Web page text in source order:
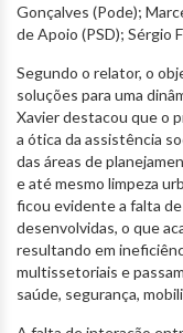
Gonçalves (Pode);
de Apoio (PSD); Sérgio
Segundo o relator, o
soluções para uma
Xavier destacou que o
a ótica da assistência
das áreas de
e até mesmo limpeza
ficou evidente a falta
desenvolvidas, o que
resultando em
multissetoriais e
saúde, segurança,